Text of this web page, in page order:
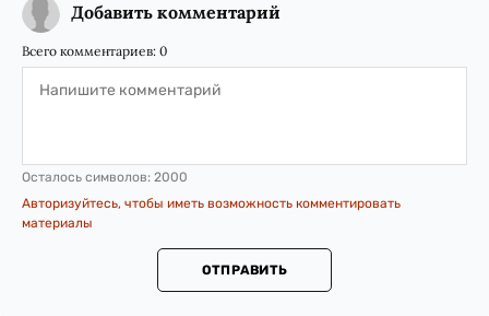
Добавить комментарий
Всего комментариев: 0
Осталось символов: 2000
Авторизуйтесь, чтобы иметь возможность комментировать
материалы
ОТПРАВИТЬ